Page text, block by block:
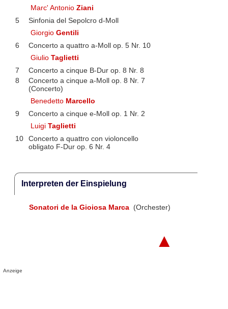
Marc' AntonioZiani
5
Sinfonia del Sepolcro d-Moll
GiorgioGentili
6
Concerto a quattro a-Moll op. 5 Nr. 10
GiulioTaglietti
7
Concerto a cinque B-Dur op. 8 Nr. 8
8
Concerto a cinque a-Moll op. 8 Nr. 7
(Concerto)
Benedetto Marcello
9
Concerto a cinque e-Moll op. 1 Nr. 2
LuigiTaglietti
10
Concerto a quattro con violoncello
obligato F-Dur op. 6 Nr. 4
Interpreten der Einspielung
Sonatori de la Gioiosa Marca (Orchester)
▲
Anzeige